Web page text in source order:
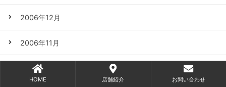
2006年12月
2006年11月
2006年10月
HOME 店舗紹介 お問い合わせ